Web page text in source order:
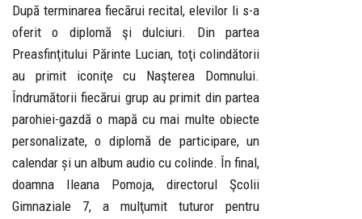
După terminarea fiecărui recital, elevilor li s-a
oferit o diplomă şi dulciuri. Din partea
Preasfinţitului Părinte Lucian, toţi colindătorii
au primit iconiţe cu Naşterea Domnului.
Îndrumătorii fiecărui grup au primit din partea
parohiei-gazdă o mapă cu mai multe obiecte
personalizate, o diplomă de participare, un
calendar și un album audio cu colinde. În final,
doamna Ileana Pomoja, directorul Şcolii
Gimnaziale 7, a mulţumit tuturor pentru